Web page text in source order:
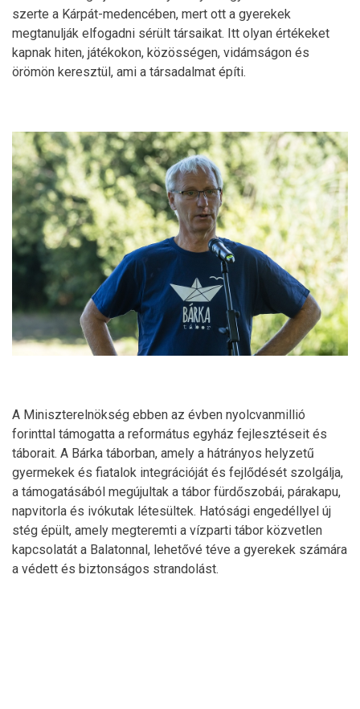
szerte a Kárpát-medencében, mert ott a gyerekek
megtanulják elfogadni sérült társaikat. Itt olyan értékeket
kapnak hiten, játékokon, közösségen, vidámságon és
örömön keresztül, ami a társadalmat építi.
A Miniszterelnökség ebben az évben nyolcvanmillió
forinttal támogatta a református egyház fejlesztéseit és
táborait. A Bárka táborban, amely a hátrányos helyzetű
gyermekek és fiatalok integrációját és fejlődését szolgálja,
a támogatásából megújultak a tábor fürdőszobái, párakapu,
napvitorla és ivókutak létesültek. Hatósági engedéllyel új
stég épült, amely megteremti a vízparti tábor közvetlen
kapcsolatát a Balatonnal, lehetővé téve a gyerekek számára
a védett és biztonságos strandolást.